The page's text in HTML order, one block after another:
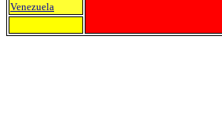
Venezuela